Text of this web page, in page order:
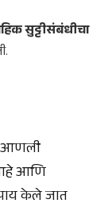
सुट्टीसंबंधीचा
आणली
आणि
केले जात